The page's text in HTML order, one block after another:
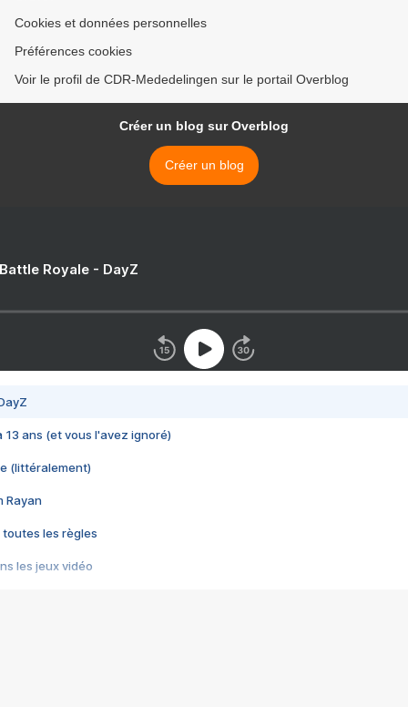
Cookies et données personnelles
Préférences cookies
Voir le profil de CDR-Mededelingen sur le portail Overblog
Créer un blog sur Overblog
Créer un blog
Royale - DayZ
13 ans (et vous l'avez ignoré)
(littéralement)
Rayan
toutes les règles
les jeux vidéo